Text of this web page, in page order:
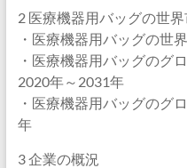
2 医療機器用バッグの世
・医療機器用バッグの世
・医療機器用バッグのグ
2020年～2031年
・医療機器用バッグのグ
年
3 企業の概況